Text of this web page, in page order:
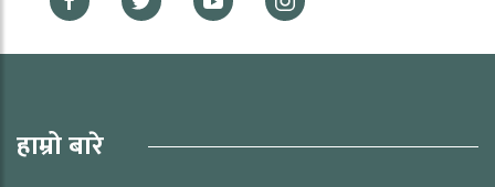
हाम्रो बारे